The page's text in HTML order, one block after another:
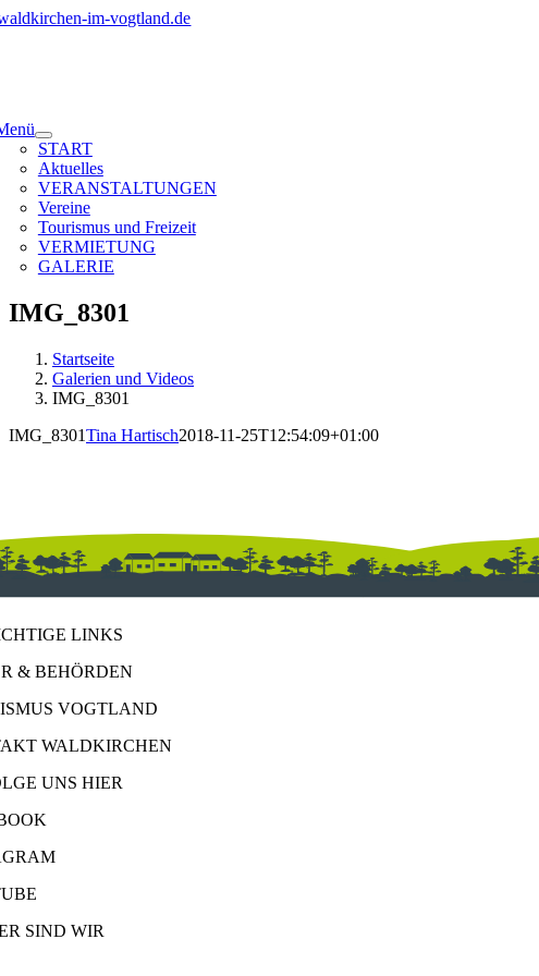
Zum
START
Aktuelles
VERANSTALTUNGEN
Vereine
Tourismus und Freizeit
VERMIETUNG
GALERIE
IMG_8301
Startseite
Galerien und Videos
IMG_8301
IMG_8301Tina Hartisch2018-11-25T12:54:09+01:00
LINKS
& BEHÖRDEN
VOGTLAND
WALDKIRCHEN
UNS HIER
SIND WIR